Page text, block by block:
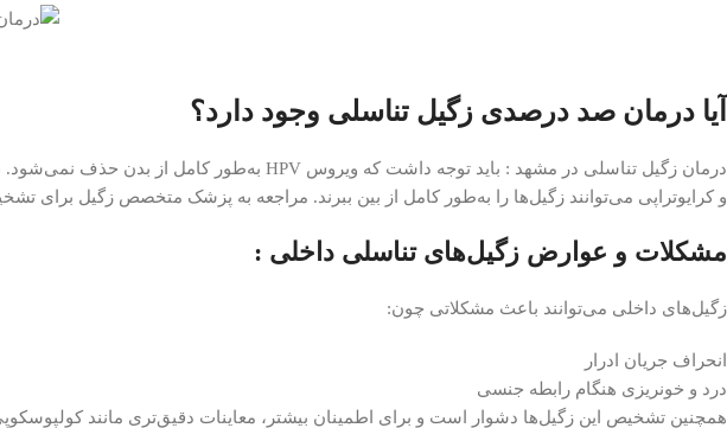
آیا درمان صد درصدی زگیل تناسلی وجود دارد؟
و کرایوتراپی می‌توانند زگیل‌ها را به‌طور کامل از بین ببرند. مراجعه به پزشک متخصص زگیل برای
مشکلات و عوارض زگیل‌های تناسلی داخلی :
زگیل‌های داخلی می‌توانند باعث مشکلاتی چون:
انحراف جریان ادرار
درد و خونریزی هنگام رابطه جنسی
همچنین تشخیص این زگیل‌ها دشوار است و برای اطمینان بیشتر، معاینات دقیق‌تری مانند